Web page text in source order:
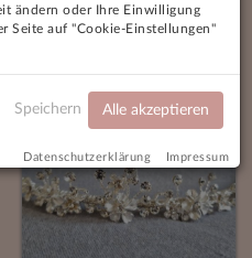
ändern oder Ihre Einwilligung
Seite auf "Cookie-Einstellungen"
Speichern Alle akzeptieren
Datenschutzerklärung Impressum